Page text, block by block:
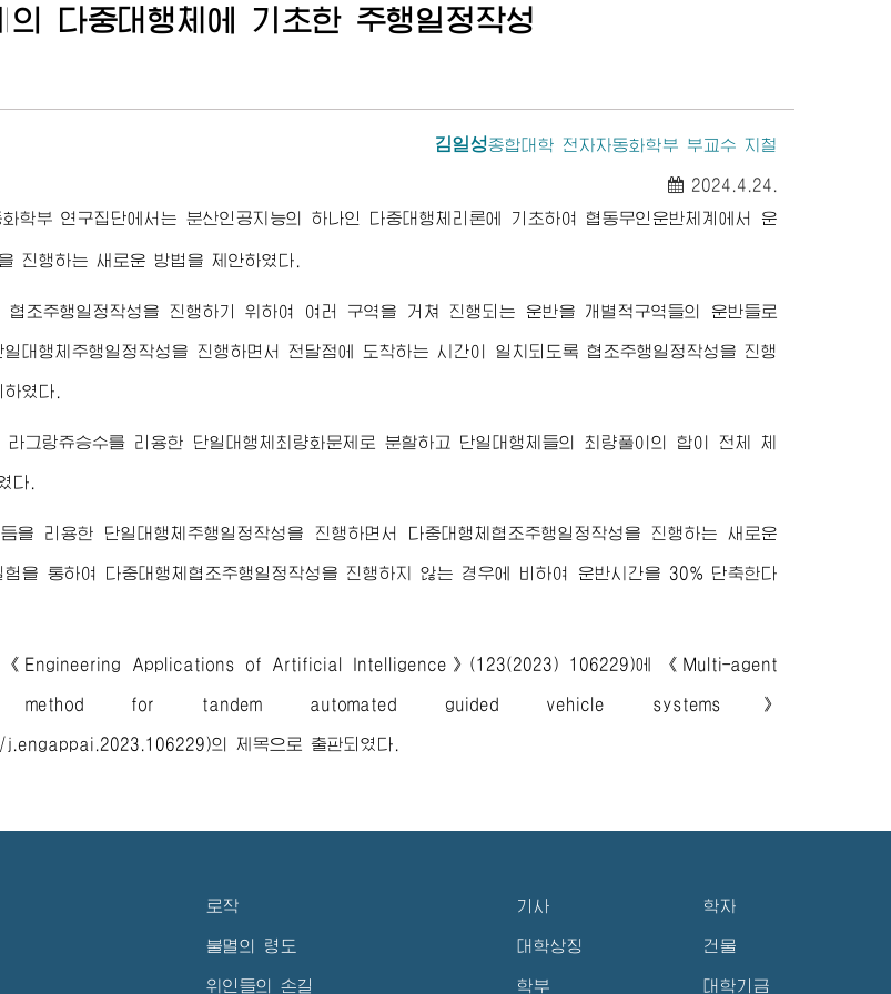
의 다중대행체에 기초한 주행일정작성
김일성종합대학 전자자동화학부 부교수 지철
2024.4.24.
화학부 연구집단에서는 분산인공지능의 하나인 다중대행체리론에 기초하여 협동무인운반체계에서 운
진행하는 새로운 방법을 제안하였다.
협조주행일정작성을 진행하기 위하여 여러 구역을 거쳐 진행되는 운반을 개별적구역들의 운반들로
대행체주행일정작성을 진행하면서 전달점에 도착하는 시간이 일치되도록 협조주행일정작성을 진행
였다.
라그랑쥬승수를 리용한 단일대행체최량화문제로 분할하고 단일대행체들의 최량풀이의 합이 전체 체
다.
을 리용한 단일대행체주행일정작성을 진행하면서 다중대행체협조주행일정작성을 진행하는 새로운
을 통하여 다중대행체협조주행일정작성을 진행하지 않는 경우에 비하여 운반시간을 30% 단축한다
《Engineering Applications of Artificial Intelligence》(123(2023) 106229)에 《Multi-agent
method for tandem automated guided vehicle systems》
의 제목으로 출판되였다.
로작
불멸의 령도
위인들의 손길
기사
대학상징
학부
학자
건물
대학기금